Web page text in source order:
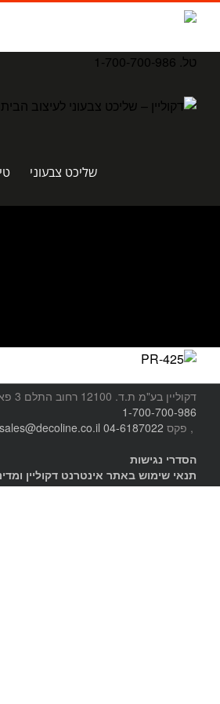
דלג
לתוכן
טל. 1-700-700-986
שליכט צבעוני
דקוליין בע"מ ת.ד. 12100 רחוב התלם 3 פארק תעשיות עמק חפר
1-700-700-986
, פקס 04-6187022
sales@decoline.co.il
הסדרי נגישות
תנאי שימוש באתר אינטרנט דקוליין